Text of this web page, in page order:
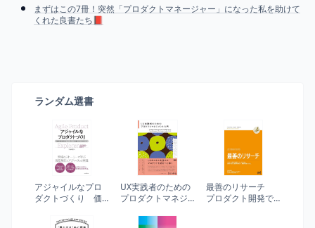
まずはこの7冊！突然「プロダクトマネージャー」になった私を助けて
くれた良書たち📕
ランダム選書
アジャイルなプロ
ダクトづくり 価
クト開発のはじめ
UX実践者のための
プロダクトマネジ
最善のリサーチ
プロダクト開発で